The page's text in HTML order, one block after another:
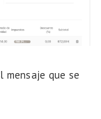
mensaje que se